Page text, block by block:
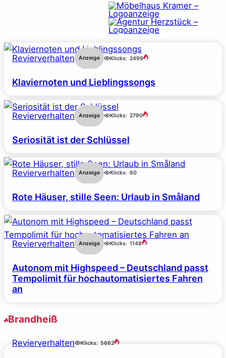
Revierverhalten Anzeige Klicks: 2499
Klaviernoten und Lieblingssongs
Revierverhalten Anzeige Klicks: 2790
Seriosität ist der Schlüssel
Revierverhalten Anzeige Klicks: 60
Rote Häuser, stille Seen: Urlaub in Småland
Revierverhalten Anzeige Klicks: 1148
Autonom mit Highspeed – Deutschland passt
Tempolimit für hochautomatisiertes Fahren
an
Brandheiß
Revierverhalten Klicks: 5662